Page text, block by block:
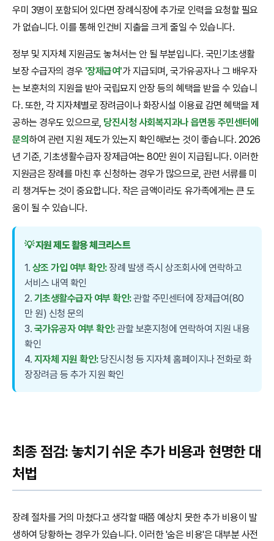
우미 3명이 포함되어 있다면 장례식장에 추가로 인력을 요청할 필요
가 없습니다. 이를 통해 인건비 지출을 크게 줄일 수 있습니다.
정부 및 지자체 지원금도 놓쳐서는 안 될 부분입니다. 국민기초생활
보장 수급자의 경우 '장제급여'가 지급되며, 국가유공자나 그 배우자
는 보훈처의 지원을 받아 국립묘지 안장 등의 혜택을 받을 수 있습니
다. 또한, 각 지자체별로 장려금이나 화장시설 이용료 감면 혜택을 제
공하는 경우도 있으므로, 당진시청 사회복지과나 읍면동 주민센터에
문의하여 관련 지원 제도가 있는지 확인해보는 것이 좋습니다. 2026
년 기준, 기초생활수급자 장제급여는 80만 원이 지급됩니다. 이러한
지원금은 장례를 마친 후 신청하는 경우가 많으므로, 관련 서류를 미
리 챙겨두는 것이 중요합니다. 작은 금액이라도 유가족에게는 큰 도
움이 될 수 있습니다.
💡 지원 제도 활용 체크리스트
1. 상조 가입 여부 확인:장례 발생 즉시 상조회사에 연락하고
서비스 내역 확인
2. 기초생활수급자 여부 확인:관할 주민센터에 장제급여(80
만 원) 신청 문의
3. 국가유공자 여부 확인:관할 보훈지청에 연락하여 지원 내용
확인
4. 지자체 지원 확인:당진시청 등 지자체 홈페이지나 전화로 화
장장려금 등 추가 지원 확인
최종 점검: 놓치기 쉬운 추가 비용과 현명한 대
처법
장례 절차를 거의 마쳤다고 생각할 때쯤 예상치 못한 추가 비용이 발
생하여 당황하는 경우가 있습니다. 이러한 '숨은 비용'은 대부분 사전